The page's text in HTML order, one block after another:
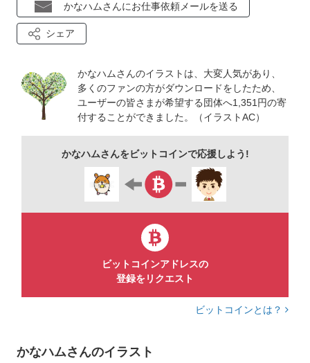
noteを始めてから約１年経ちました📓
ココナラにイラスト・アイコン作成の出品をしています🌟ココ
https://coconala.com/users/2893281/
ダウンロードして下さった方、ありがとうございます。励みに
コメントを送って下さった方、とても嬉しかったです。
ＮＩＣＥ！をして下さった方にも感謝しています。
しにファン登録をして下さったイラストレーターの方も誠にあ
ファン登録して下さった方々、本当にありがとうございます😂
総ダウンロード数が10000回を超えました‼️
かなハムさんにお仕事依頼メールを送る
シェア
かなハムさんのイラストは、大変人気があり、
多くのファンの方がダウンロードをしたため、
ユーザーの皆さまが希望する団体へ1,351円の寄
付することができました。（イラストAC）
かなハムさんをビットコインで応援しよう!
ビットコインアドレスの
登録をリクエスト
ビットコインとは？
かなハムさんのイラスト